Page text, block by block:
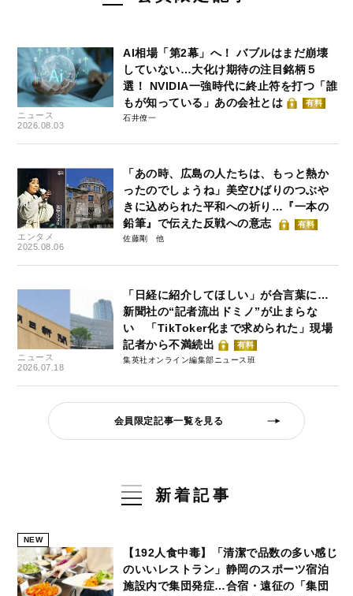
ニュース
2026.08.03
AI相場「第2幕」へ！ バブルはまだ崩壊
していない…大化け期待の注目銘柄５
選！ NVIDIA一強時代に終止符を打つ「誰
もが知っている」あの会社とは
有料
石井僚一
エンタメ
2025.08.06
「あの時、広島の人たちは、もっと熱か
ったのでしょうね」美空ひばりのつぶや
きに込められた平和への祈り…『一本の
鉛筆』で伝えた反戦への意志
有料
佐藤剛
ニュース
2026.07.18
「日経に紹介してほしい」が合言葉に…
新聞社の“記者流出ドミノ”が止まらな
い 「TikToker化まで求められた」現場
記者から不満続出
有料
集英社オンライン編集部ニュース班
会員限定記事一覧を見る
新着記事
NEW
【192人食中毒】「清潔で品数の多い感じ
のいいレストラン」静岡のスポーツ宿泊
施設内で集団発症…合宿・遠征の「集団